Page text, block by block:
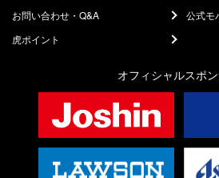
お問い合わせ・Q&A
公式モ
虎ポイント
オフィシャルスポ